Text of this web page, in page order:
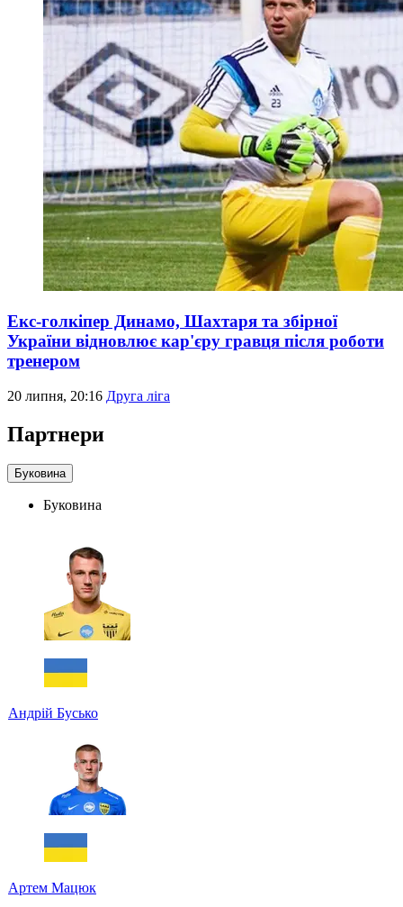
Екс-голкіпер Динамо, Шахтаря та збірної
України відновлює кар'єру гравця після роботи
тренером
20 липня, 20:16 Друга ліга
Партнери
Буковина
Буковина
Андрій Бусько
Артем Мацюк